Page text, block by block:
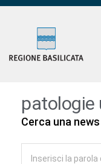
patologie
Cerca una news